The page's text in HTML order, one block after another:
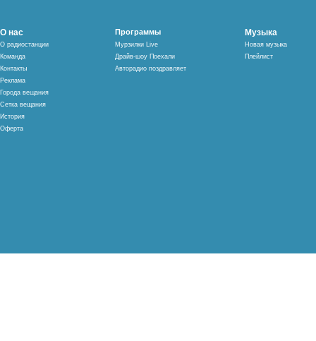
О нас
О радиостанции
Команда
Контакты
Реклама
Города вещания
Сетка вещания
История
Оферта
Программы
Мурзилки Live
Драйв-шоу Поехали
Авторадио поздравляет
Музыка
Новая музыка
Плейлист